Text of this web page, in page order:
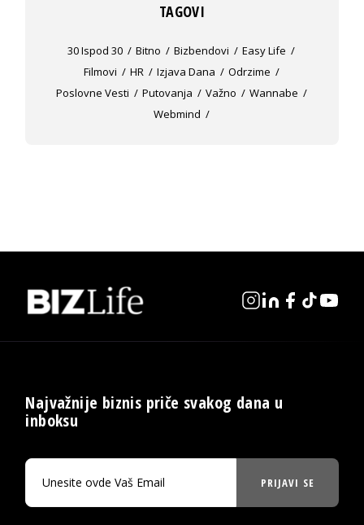
TAGOVI
30 Ispod 30 Bitno Bizbendovi
Easy Life
Filmovi
HR Izjava Dana
Odrzime
Poslovne Vesti
Putovanja Važno
Wannabe
Webmind
Najvažnije biznis priče svakog dana u
inboksu
PRIJAVI SE